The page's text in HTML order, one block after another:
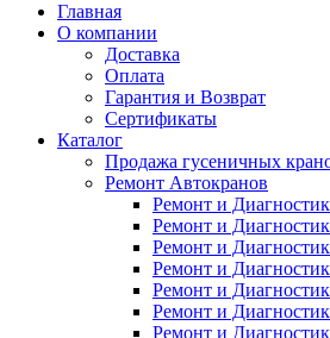
Главная
О компании
Доставка
Оплата
Гарантия и Возврат
Сертификаты
Каталог
Продажа гусеничных
Ремонт Автокранов
Ремонт и
Ремонт и
Ремонт и
Ремонт и
Ремонт и
Ремонт и
Ремонт и